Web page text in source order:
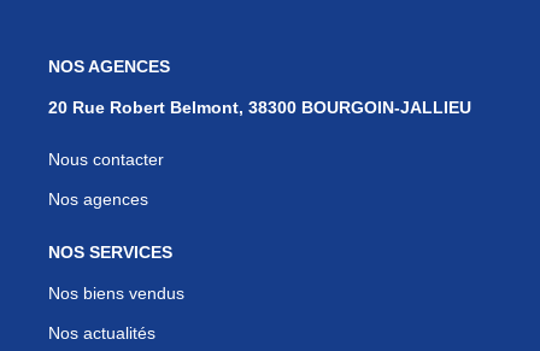
NOS AGENCES
20 Rue Robert Belmont, 38300 BOURGOIN-JALLIEU
Nous contacter
Nos agences
NOS SERVICES
Nos biens vendus
Nos actualités